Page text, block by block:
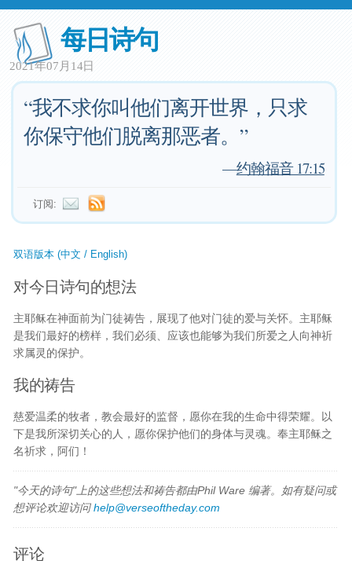
每日诗句
2021年07月14日
“我不求你叫他们离开世界，只求
你保守他们脱离那恶者。”
—约翰福音 17:15
订阅:
双语版本 (中文 / English)
对今日诗句的想法
主耶稣在神面前为门徒祷告，展现了他对门徒的爱与关怀。主耶稣
是我们最好的榜样，我们必须、应该也能够为我们所爱之人向神祈
求属灵的保护。
我的祷告
慈爱温柔的牧者，教会最好的监督，愿你在我的生命中得荣耀。以
下是我所深切关心的人，愿你保护他们的身体与灵魂。奉主耶稣之
名祈求，阿们！
"今天的诗句"上的这些想法和祷告都由Phil Ware 编著。如有疑问或
想评论欢迎访问help@verseoftheday.com
评论